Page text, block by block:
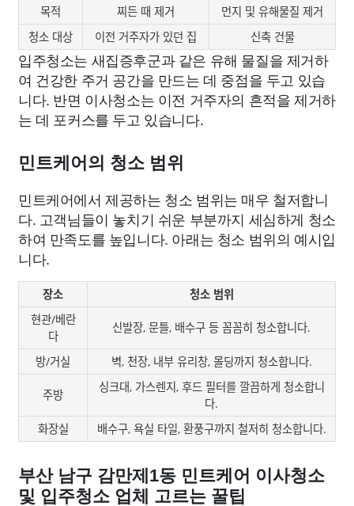
목적
찌든 때 제거
먼지 및 유해물질 제거
청소 대상
이전 거주자가 있던 집 신축 건물
입주청소는 새집증후군과 같은 유해 물질을 제거하
여 건강한 주거 공간을 만드는 데 중점을 두고 있습
니다. 반면 이사청소는 이전 거주자의 흔적을 제거하
는 데 포커스를 두고 있습니다.
민트케어의 청소 범위
민트케어에서 제공하는 청소 범위는 매우 철저합니
다. 고객님들이 놓치기 쉬운 부분까지 세심하게 청소
하여 만족도를 높입니다. 아래는 청소 범위의 예시입
니다.
장소
청소 범위
현관/베란
다
신발장, 문틀, 배수구 등 꼼꼼히 청소합니다.
방/거실 벽, 천장, 내부 유리창, 몰딩까지 청소합니다.
주방
싱크대, 가스렌지, 후드 필터를 깔끔하게 청소합니
다.
화장실
배수구, 욕실 타일, 환풍구까지 철저히 청소합니다.
부산 남구 감만제1동 민트케어 이사청소
및 입주청소 업체 고르는 꿀팁